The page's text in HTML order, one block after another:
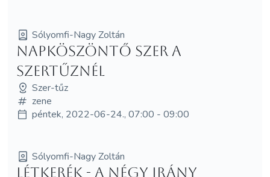
Sólyomfi-Nagy Zoltán
Napköszöntő Szer a
Szertűznél
Szer-tűz
zene
péntek, 2022-06-24., 07:00 - 09:00
Sólyomfi-Nagy Zoltán
Létkerék - a négy irány